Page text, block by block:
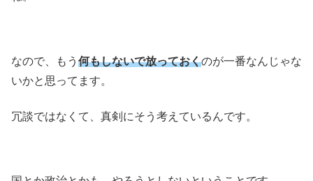
なので、もう 何もしないで放っておくのが一番なんじゃな
いかと思ってます。
冗談ではなくて、真剣にそう考えているんです。